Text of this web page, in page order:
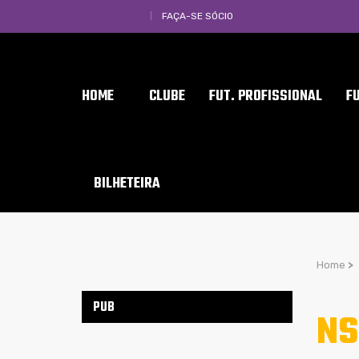
FAÇA-SE SÓCIO
HOME CLUBE FUT. PROFISSIONAL
BILHETEIRA
Home >
PUB